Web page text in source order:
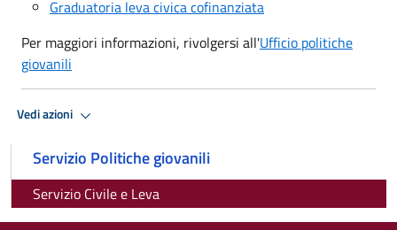
Graduatoria leva civica cofinanziata
Per maggiori informazioni, rivolgersi all'Ufficio politiche
giovanili
Vedi azioni
Servizio Politiche giovanili
Servizio Civile e Leva